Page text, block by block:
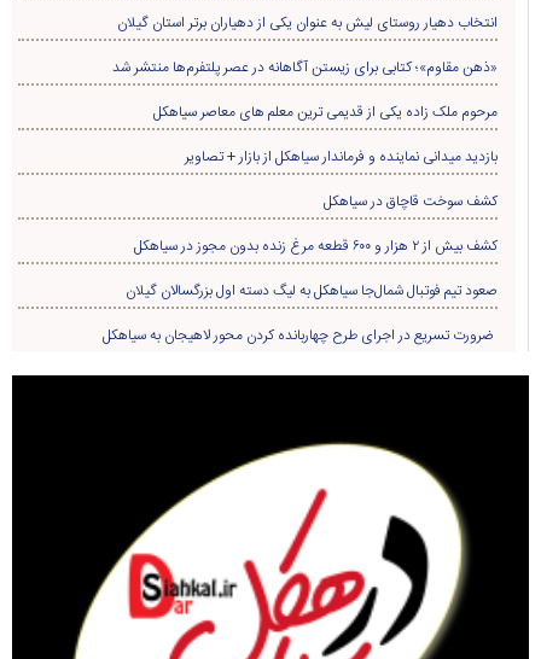
انتخاب دهیار روستای لیش به عنوان یکی از دهیاران برتر استان گیلان
«ذهن مقاوم»؛ کتابی برای زیستن آگاهانه در عصر پلتفرم‌ها منتشر شد
مرحوم ملک زاده یکی از قدیمی ترین معلم های معاصر سیاهکل
بازدید میدانی نماینده و فرماندار سیاهکل از بازار + تصاویر
کشف سوخت قاچاق در سياهکل
کشف بیش از ۲ هزار و ۶۰۰ قطعه مرغ زنده بدون مجوز در سیاهکل
صعود تیم فوتبال شمال‌جا‌ سیاهکل به لیگ دسته اول بزرگسالان گیلان
ضرورت تسریع در اجرای طرح چهاربانده کردن محور لاهیجان به سیاهکل